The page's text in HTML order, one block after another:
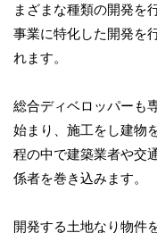
まざまな種類の開発を
事業に特化した開発を
れます。
総合ディベロッパーも
始まり、施工をし建物
程の中で建築業者や交
係者を巻き込みます。
開発する土地なり物件